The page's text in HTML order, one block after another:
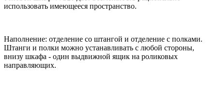
использовать имеющееся пространство.
Наполнение: отделение со штангой и отделение с полками.
Штанги и полки можно устанавливать с любой стороны,
внизу шкафа - один выдвижной ящик на роликовых
направляющих.